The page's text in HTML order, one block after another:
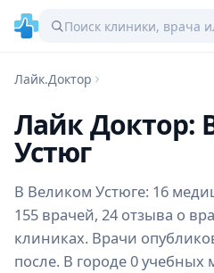
Лайк.Доктор
Лайк Доктор:
Устюг
В Великом Устюге: 16
155 врачей, 24 отзыва о
клиниках. Врачи
после. В городе 0 учебных